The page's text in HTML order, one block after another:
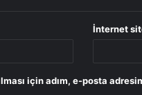
İnternet
için adım, e-posta